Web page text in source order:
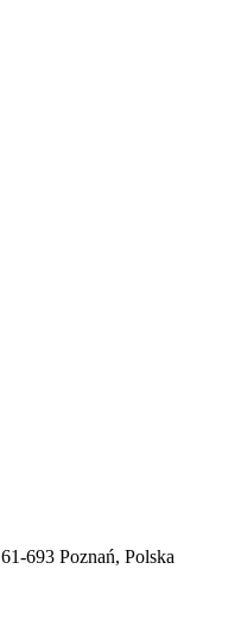
61-693 Poznań, Polska